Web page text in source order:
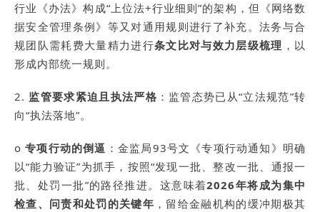
行业《办法》构成“上位法+行业细则”的架构，但《网络数
据安全管理条例》等又对通用规则进行了补充。法务与合
规团队需耗费大量精力进行条文比对与效力层级梳理 ，以
形成内部统一规则。
2. 监管要求紧迫且执法严格 ：监管态势已从“立法规范”转
向“执法落地”。
o专项行动的倒逼 ：金监局93号文《专项行动通知》明确
以“能力验证”为抓手，按照“发现一批、整改一批、通报一
批、处罚一批”的路径推进。这意味着2026年将成为集中
检查、问责和处罚的关键年 ，留给金融机构的缓冲期极其